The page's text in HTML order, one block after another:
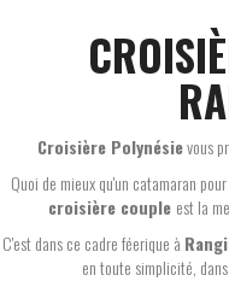
Croisière Polynésievous
Quoi de mieux qu'un catamaran
croisière couple est la
C'est dans ce cadre féerique à
en toute simplicité,